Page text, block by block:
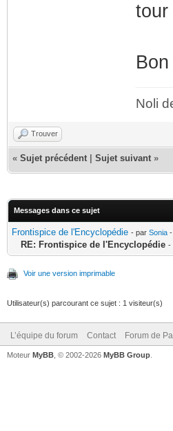
tour
Noli
Trouver
« Sujet précédent Sujet suivant »
Messages dans ce sujet
Frontispice de l'Encyclopédie - par Sonia
RE: Frontispice de l'Encyclopédie -
Voir une version imprimable
Utilisateur(s) parcourant ce sujet : 1 visiteur(s)
L’équipe du forum Contact Forum de
Moteur MyBB , © 2002-2026 MyBB Group